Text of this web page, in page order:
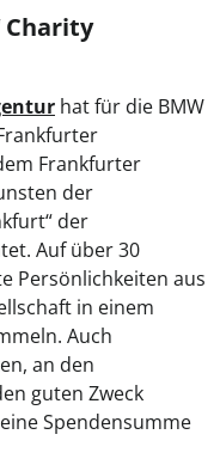
Charity
hat für die BMW
Frankfurter
der
der
Auf über 30
Persönlichkeiten aus
in einem
Auch
an den
guten Zweck
Spendensumme